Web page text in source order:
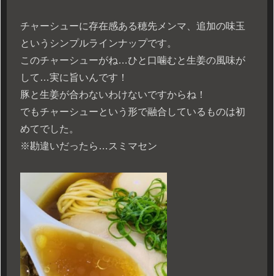
チャーシューに存在感ある穂先メンマ、追加の味玉
というシンプルラインナップです。
このチャーシューがね…ひと口噛むと生姜の風味が
して…実に旨いんです！
豚と生姜が合わないわけないですからね！
でもチャーシューという形で融合しているものは初
めてでした。
※勘違いだったら…スミマセン